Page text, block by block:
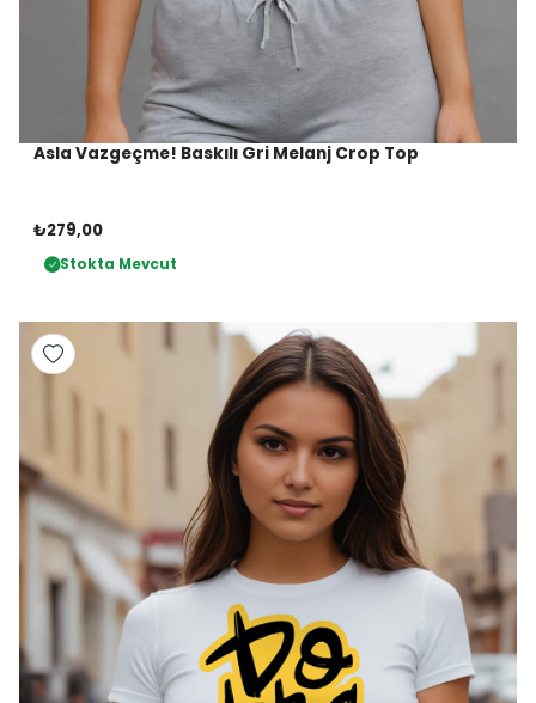
Asla Vazgeçme! Baskılı Gri Melanj Crop Top
₺279,00
Stokta Mevcut